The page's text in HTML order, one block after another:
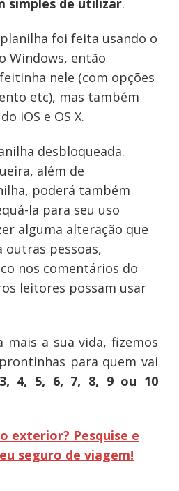
simples de utilizar.
foi feita usando o
Windows, então
nele (com opções
etc), mas também
iOS e OS X.
desbloqueada.
além de
poderá também
la para seu uso
alguma alteração que
outras pessoas,
nos comentários do
leitores possam usar
mais a sua vida, fizemos
para quem vai
4, 5, 6, 7, 8, 9 ou 10
exterior? Pesquise e
seguro de viagem!